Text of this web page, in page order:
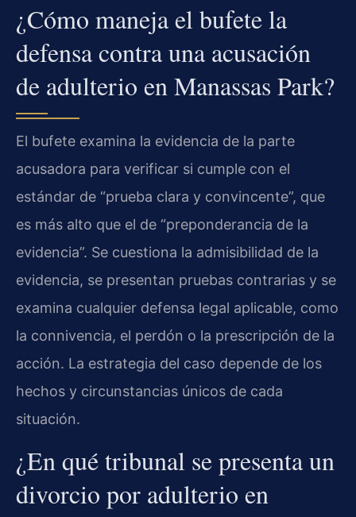
¿Cómo maneja el bufete la
defensa contra una acusación
de adulterio en Manassas Park?
El bufete examina la evidencia de la parte
acusadora para verificar si cumple con el
estándar de “prueba clara y convincente”, que
es más alto que el de “preponderancia de la
evidencia”. Se cuestiona la admisibilidad de la
evidencia, se presentan pruebas contrarias y se
examina cualquier defensa legal aplicable, como
la connivencia, el perdón o la prescripción de la
acción. La estrategia del caso depende de los
hechos y circunstancias únicos de cada
situación.
¿En qué tribunal se presenta un
divorcio por adulterio en